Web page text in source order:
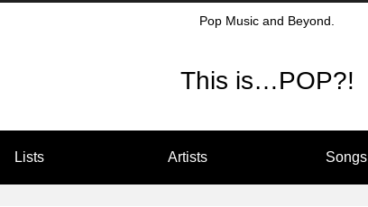
Pop Music and Beyond.
This is…POP?!
Lists Artists Songs